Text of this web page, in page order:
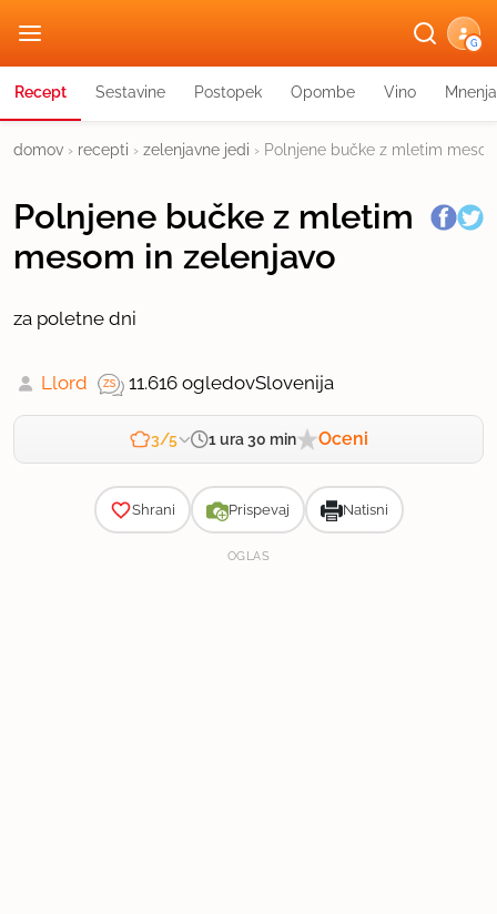
G
Recept Sestavine Postopek Opombe Vino Mnenja
domov › recepti › zelenjavne jedi › Polnjene bučke z mletim
Polnjene bučke z mletim
mesom in zelenjavo
za poletne dni
Llord 11.616 ogledovSlovenija
3/5 1 ura 30 min Oceni
Shrani Prispevaj Natisni
OGLAS